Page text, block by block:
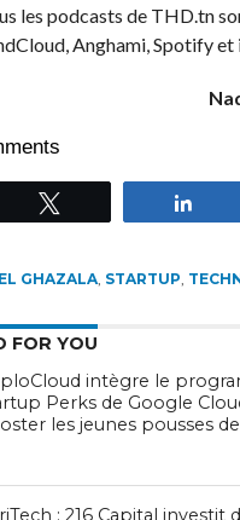
les podcasts de THD.tn
Anghami, Spotify et
EL GHAZALA, STARTUP,
FOR YOU
intègre le
Perks de Google
les jeunes pousses de